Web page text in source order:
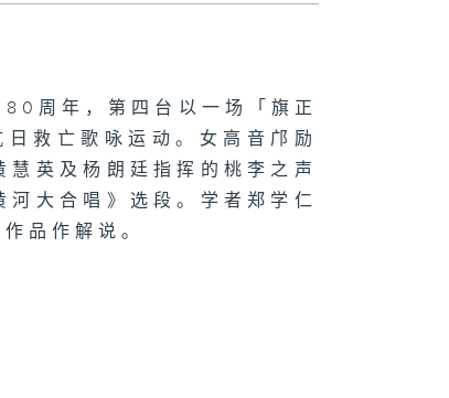
周年，第四台以一场「旗正
救亡歌咏运动。女高音邝励
英及杨朗廷指挥的桃李之声
大合唱》选段。学者郑学仁
品作解说。